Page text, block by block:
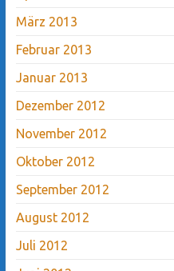
März 2013
Februar 2013
Januar 2013
Dezember 2012
November 2012
Oktober 2012
September 2012
August 2012
Juli 2012